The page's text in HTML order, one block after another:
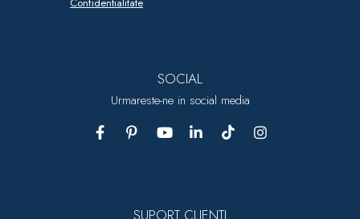
SOCIAL
Urmareste-ne in social media
SUPORT CLIENTI